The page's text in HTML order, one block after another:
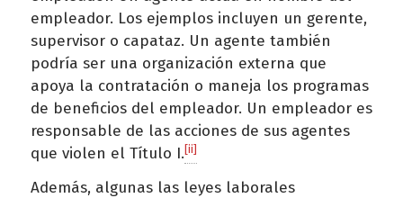
empleador. Los ejemplos incluyen un gerente,
supervisor o capataz. Un agente también
podría ser una organización externa que
apoya la contratación o maneja los programas
de beneficios del empleador. Un empleador es
responsable de las acciones de sus agentes
que violen el Título I. [ii]
Además, algunas las leyes laborales